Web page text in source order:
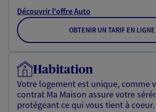
Découvrir l'offre Auto
OBTENIR UN TARIF EN LIGNE
Habitation
Votre logement est unique, comme
contrat Ma Maison assure votre
protégeant ce qui vous tient à coeur.